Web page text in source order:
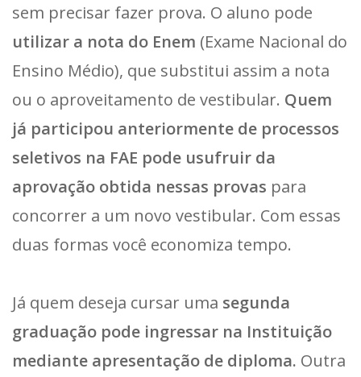
sem precisar fazer prova. O aluno pode
utilizar a nota do Enem (Exame Nacional do
Ensino Médio), que substitui assim a nota
ou o aproveitamento de vestibular. Quem
já participou anteriormente de processos
seletivos na FAE pode usufruir da
aprovação obtida nessas provas para
concorrer a um novo vestibular. Com essas
duas formas você economiza tempo.
Já quem deseja cursar uma segunda
graduação pode ingressar na Instituição
mediante apresentação de diploma. Outra